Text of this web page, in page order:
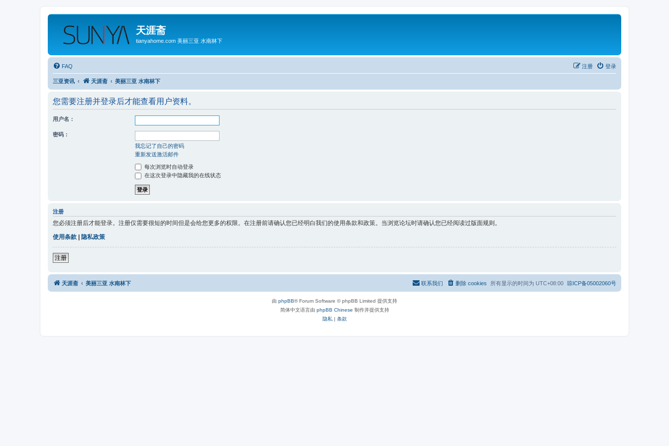
天涯斋
tianyahome.com 美丽三亚 水南林下
FAQ 登录
注册
三亚资讯 天涯斋 美丽三亚 水南林下
您需要注册并登录后才能查看用户资料。
用户名：
密码：
我忘记了自己的密码
重新发送激活邮件
每次浏览时自动登录
在这次登录中隐藏我的在线状态
注册
您必须注册后才能登录。注册仅需要很短的时间但是会给您更多的权限。在注册前请确认您已经明白我们的使用条款和政策。当浏览论坛时请确认您已经阅读过版面规则。
使用条款
隐私政策
注册
天涯斋 美丽三亚 水南林下 琼ICP备05002060号
所有显示的时间为 UTC+08:00
删除 cookies
联系我们
由 phpBB® Forum Software © phpBB Limited 提供支持
简体中文语言由 phpBB Chinese 制作并提供支持
隐私| 条款